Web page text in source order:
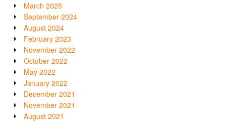
March 2025
September 2024
August 2024
February 2023
November 2022
October 2022
May 2022
January 2022
December 2021
November 2021
August 2021